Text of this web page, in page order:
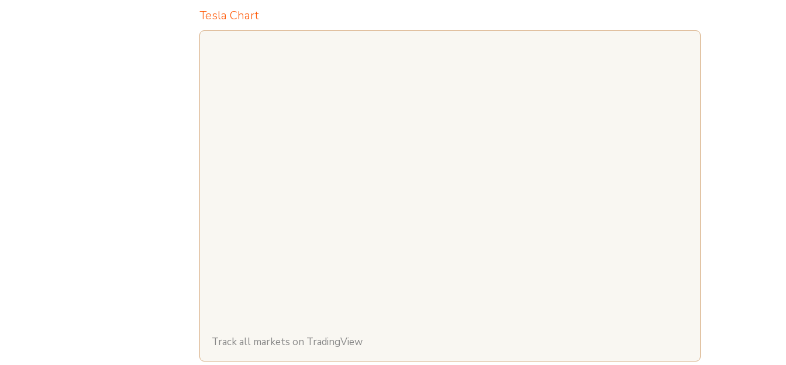
Tesla Chart
Track all markets on TradingView